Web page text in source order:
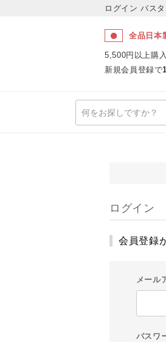
ログインバス
全品日
5,500円以上購
新規会員登録で
ログイン
会員登録
メール
パスワ